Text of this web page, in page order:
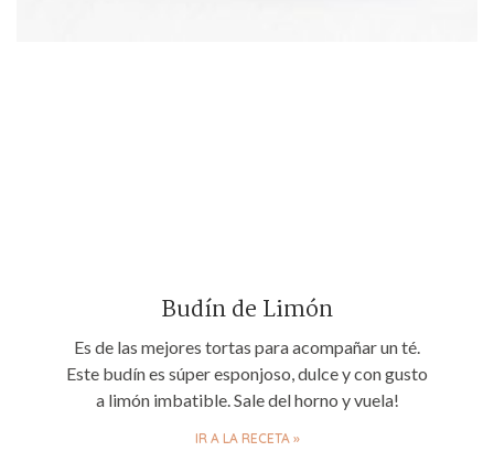
Budín de Limón
Es de las mejores tortas para acompañar un té.
Este budín es súper esponjoso, dulce y con gusto
a limón imbatible. Sale del horno y vuela!
IR A LA RECETA »